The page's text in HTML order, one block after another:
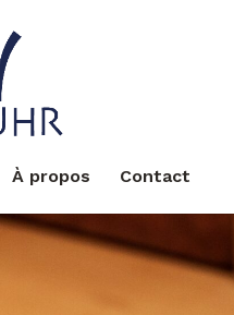
À propos Contact